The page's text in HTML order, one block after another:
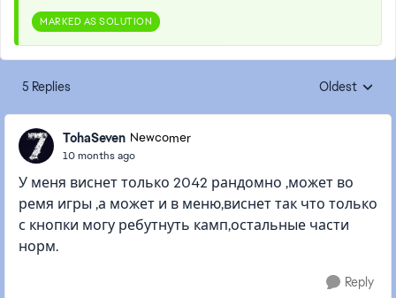
MARKED AS SOLUTION
5 Replies Replies
Oldest
TohaSeven Newcomer
10 months ago
У меня виснет только 2042 рандомно ,может во
ремя игры ,а может и в меню,виснет так что только
с кнопки могу ребутнуть камп,остальные части
норм.
Reply